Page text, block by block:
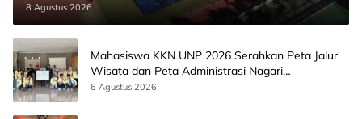
8 Agustus 2026
Mahasiswa KKN UNP 2026 Serahkan Peta Jalur
Wisata dan Peta Administrasi Nagari
Paninggahan
6 Agustus 2026